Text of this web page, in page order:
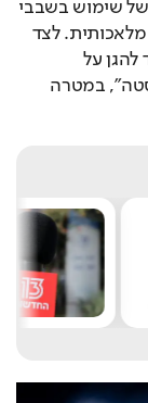
זאת, המחלקה תנחה חברות אמריקניות כיצד להגן על